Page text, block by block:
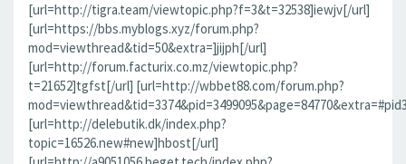
[url=http://tigra.team/viewtopic.php?f=3&t=32538]iewjv[/url]
[url=https://bbs.myblogs.xyz/forum.php?
mod=viewthread&tid=50&extra=]jijph[/url]
[url=http://forum.facturix.co.mz/viewtopic.php?
t=21652]tgfst[/url] [url=http://wbbet88.com/forum.php?
[url=http://delebutik.dk/index.php?
topic=16526.new#new]hbost[/url]